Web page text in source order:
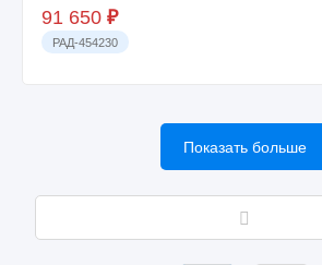
91 650 ₽
РАД-454230
Показать больше